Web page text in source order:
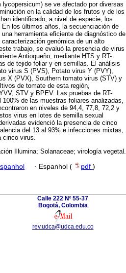
se ve afectado por diversas
en la calidad de los frutos y de los
identificado, a nivel de especie, los
los últimos años, la secuenciación de
herramienta eficiente de diagnóstico de
genómica de un alto
trabajo, se evaluó la presencia de virus
Antioqueño, mediante HTS y RT-
de tejido foliar y en semillas. El análisis
virus S (PVS), Potato virus Y (PVY),
X (PVX), Southern tomato virus (STV) y
de tomate de esta región,
STV y BPEV. Las pruebas de RT-
de las muestras foliares analizadas,
en niveles de 94,4, 77,8, 72,2 y
virus en lotes de semilla sexual
evidenció la presencia de cinco
del 13 al 93% e infecciones mixtas,
cinco virus.
Illumina; Solanaceae; virología vegetal.
· Espanhol ( pdf )
Calle 222 Nº 55-37
Bogotá, Colombia
rev.udca@udca.edu.co